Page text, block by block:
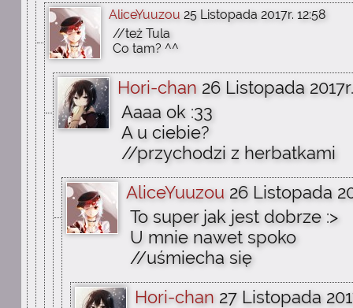
AliceYuuzou 25 Listopada 2017r. 12:58
//też Tula
Co tam? ^^
Hori-chan 26 Listopada
Aaaa ok :33
A u ciebie?
//przychodzi z herbatkami
AliceYuuzou 26 Listopada
To super jak jest dobrze :>
U mnie nawet spoko
//uśmiecha się
Hori-chan 27 Listopada